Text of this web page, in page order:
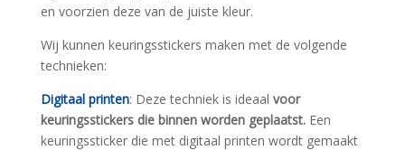
en voorzien deze van de juiste kleur.
Wij kunnen keuringsstickers maken met de volgende
technieken:
Digitaal printen: Deze techniek is ideaal voor
keuringsstickers die binnen worden geplaatst.Een
keuringssticker die met digitaal printen wordt gemaakt